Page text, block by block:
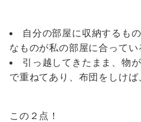
自分の部屋に収納するも
なものが私の部屋に合ってい
引っ越してきたまま、物
で重ねてあり、布団をしけ
この２点！